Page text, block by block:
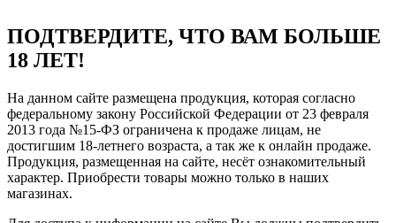
ПОДТВЕРДИТЕ, ЧТО ВАМ БОЛЬШЕ
18 ЛЕТ!
На данном сайте размещена продукция, которая согласно
федеральному закону Российской Федерации от 23 февраля
2013 года №15-ФЗ ограничена к продаже лицам, не
достигшим 18-летнего возраста, а так же к онлайн продаже.
Продукция, размещенная на сайте, несёт ознакомительный
характер. Приобрести товары можно только в наших
магазинах.